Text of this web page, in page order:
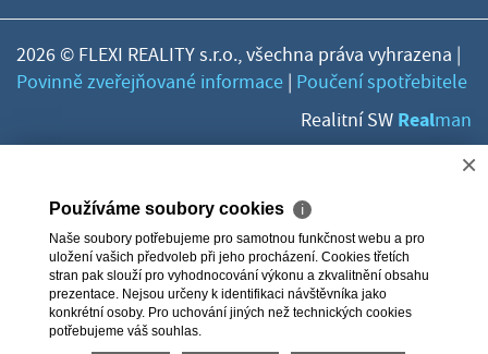
2026 © FLEXI REALITY s.r.o., všechna práva vyhrazena |
Povinně zveřejňované informace | Poučení spotřebitele
Realitní SW Realman
×
Používáme soubory cookies ℹ
Naše soubory potřebujeme pro samotnou funkčnost webu a pro
uložení vašich předvoleb při jeho procházení. Cookies třetích
stran pak slouží pro vyhodnocování výkonu a zkvalitnění obsahu
prezentace. Nejsou určeny k identifikaci návštěvníka jako
konkrétní osoby. Pro uchování jiných než technických cookies
potřebujeme váš souhlas.